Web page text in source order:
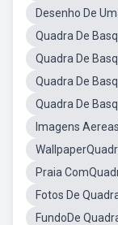
Desenho De
Quadra De
Quadra De
Quadra De
Quadra De
Imagens
Praia
Fotos De
FundoDe